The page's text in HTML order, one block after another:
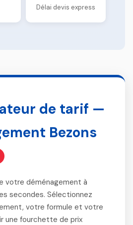
Délai devis express
de tarif —
Bezons
votre déménagement à
secondes. Sélectionnez
votre formule et votre
une fourchette de prix